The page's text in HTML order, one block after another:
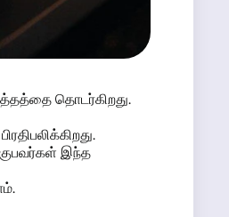
தொடர்கிறது.
இந்த